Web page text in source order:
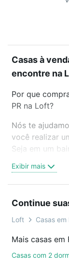
Casas à
encontre na
Por que
PR na Loft?
Nós te
você realizar
Seja em um
oferta ideal de
para
compromisso
mil corretores
Como escolher
Exibir mais
Continue
Loft Casas
Mais casas em
Casas com 2